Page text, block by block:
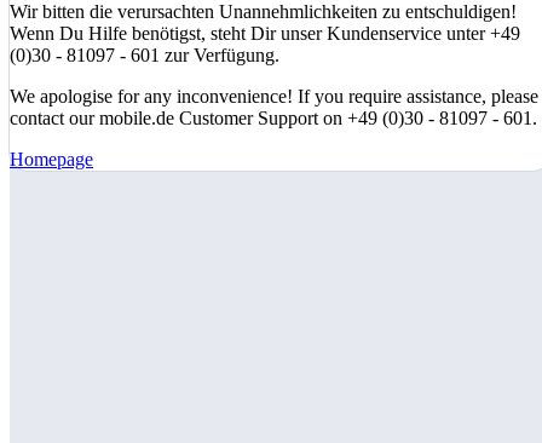
Wir bitten die verursachten Unannehmlichkeiten zu entschuldigen!
Wenn Du Hilfe benötigst, steht Dir unser Kundenservice unter +49
(0)30 - 81097 - 601 zur Verfügung.
We apologise for any inconvenience! If you require assistance, please
contact our mobile.de Customer Support on +49 (0)30 - 81097 - 601.
Homepage